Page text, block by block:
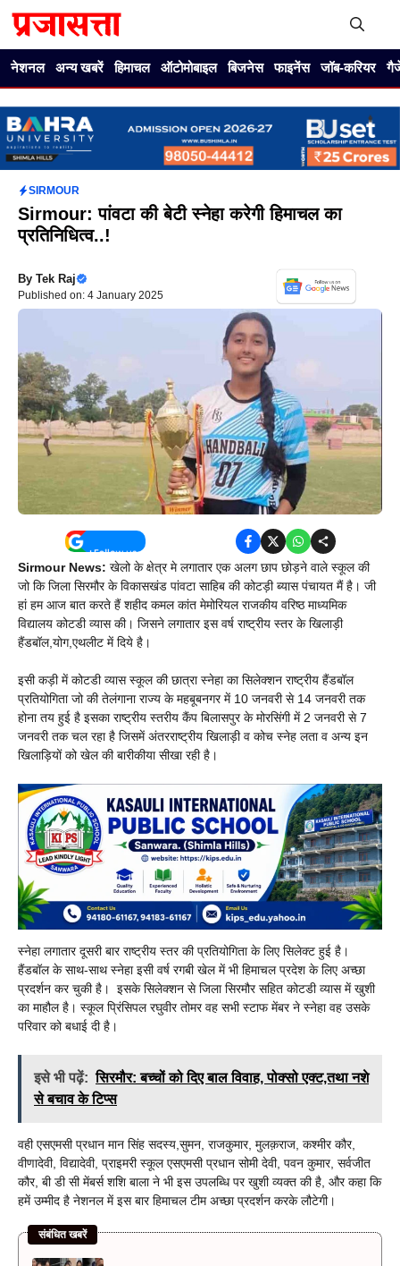
नेशनल अन्य खबरें हिमाचल ऑटोमोबाइल बिजनेस फाइनेंस जॉब-करियर
SIRMOUR
Sirmour: पांवटा की बेटी स्नेहा करेगी हिमाचल का
प्रतिनिधित्व..!
By Tek Raj
Published on: 4 January 2025
Sirmour News: खेलो के क्षेत्र मे लगातार एक अलग छाप छोड़ने वाले स्कूल की
जो कि जिला सिरमौर के विकासखंड पांवटा साहिब की कोटड़ी ब्यास पंचायत मैं है। जी
हां हम आज बात करते हैं शहीद कमल कांत मेमोरियल राजकीय वरिष्ठ माध्यमिक
विद्यालय कोटडी व्यास की। जिसने लगातार इस वर्ष राष्ट्रीय स्तर के खिलाड़ी
हैंडबॉल,योग,एथलीट में दिये है।
इसी कड़ी में कोटडी व्यास स्कूल की छात्रा स्नेहा का सिलेक्शन राष्ट्रीय हैंडबॉल
प्रतियोगिता जो की तेलंगाना राज्य के महबूबनगर में 10 जनवरी से 14 जनवरी तक
होना तय हुई है इसका राष्ट्रीय स्तरीय कैंप बिलासपुर के मोरसिंगी में 2 जनवरी से 7
जनवरी तक चल रहा है जिसमें अंतरराष्ट्रीय खिलाड़ी व कोच स्नेह लता व अन्य इन
खिलाड़ियों को खेल की बारीकीया सीखा रही है।
स्नेहा लगातार दूसरी बार राष्ट्रीय स्तर की प्रतियोगिता के लिए सिलेक्ट हुई है।
हैंडबॉल के साथ-साथ स्नेहा इसी वर्ष रगबी खेल में भी हिमाचल प्रदेश के लिए अच्छा
प्रदर्शन कर चुकी है। इसके सिलेक्शन से जिला सिरमौर सहित कोटडी व्यास में खुशी
का माहौल है। स्कूल प्रिंसिपल रघुवीर तोमर वह सभी स्टाफ मेंबर ने स्नेहा वह उसके
परिवार को बधाई दी है।
इसे भी पढ़ें: सिरमौर: बच्चों को दिए बाल विवाह, पोक्सो एक्ट,तथा नशे
से बचाव के टिप्स
वही एसएमसी प्रधान मान सिंह सदस्य,सुमन, राजकुमार, मुलक़राज, कश्मीर कौर,
वीणादेवी, विद्यादेवी, प्राइमरी स्कूल एसएमसी प्रधान सोमी देवी, पवन कुमार, सर्वजीत
कौर, बी डी सी मेंबर्स शशि बाला ने भी इस उपलब्धि पर खुशी व्यक्त की है, और कहा कि
हमें उम्मीद है नेशनल में इस बार हिमाचल टीम अच्छा प्रदर्शन करके लौटेगी।
संबंधित खबरें